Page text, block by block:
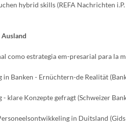
hybrid skills (REFA Nachrichten
como estrategia em-presarial para la
in Banken - Ernüchtern-de Realität
klare Konzepte gefragt (Schweizer
in Duitsland